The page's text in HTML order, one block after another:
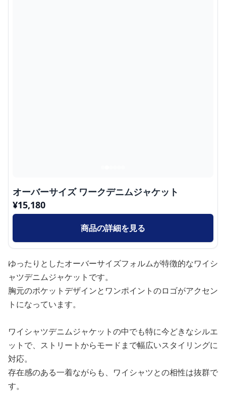
オーバーサイズ ワークデニムジャケット
¥15,180
商品の詳細を見る
ゆったりとしたオーバーサイズフォルムが特徴的なワイシ
ャツデニムジャケットです。
胸元のポケットデザインとワンポイントのロゴがアクセン
トになっています。
ワイシャツデニムジャケットの中でも特に今どきなシルエ
ットで、ストリートからモードまで幅広いスタイリングに
対応。
存在感のある一着ながらも、ワイシャツとの相性は抜群で
す。